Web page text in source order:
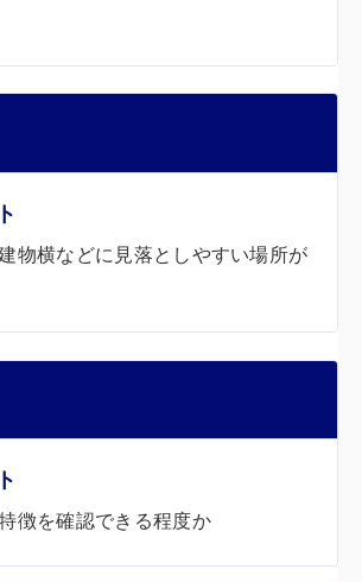
物横などに見落としやすい場所が
徴を確認できる程度か